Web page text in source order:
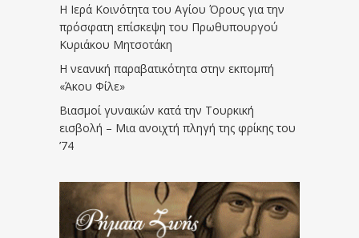
Η Ιερά Κοινότητα του Αγίου Όρους για την
πρόσφατη επίσκεψη του Πρωθυπουργού
Κυριάκου Μητσοτάκη
Η νεανική παραβατικότητα στην εκπομπή
«Άκου Φίλε»
Βιασμοί γυναικών κατά την Τουρκική
εισβολή – Μια ανοιχτή πληγή της φρίκης του
’74